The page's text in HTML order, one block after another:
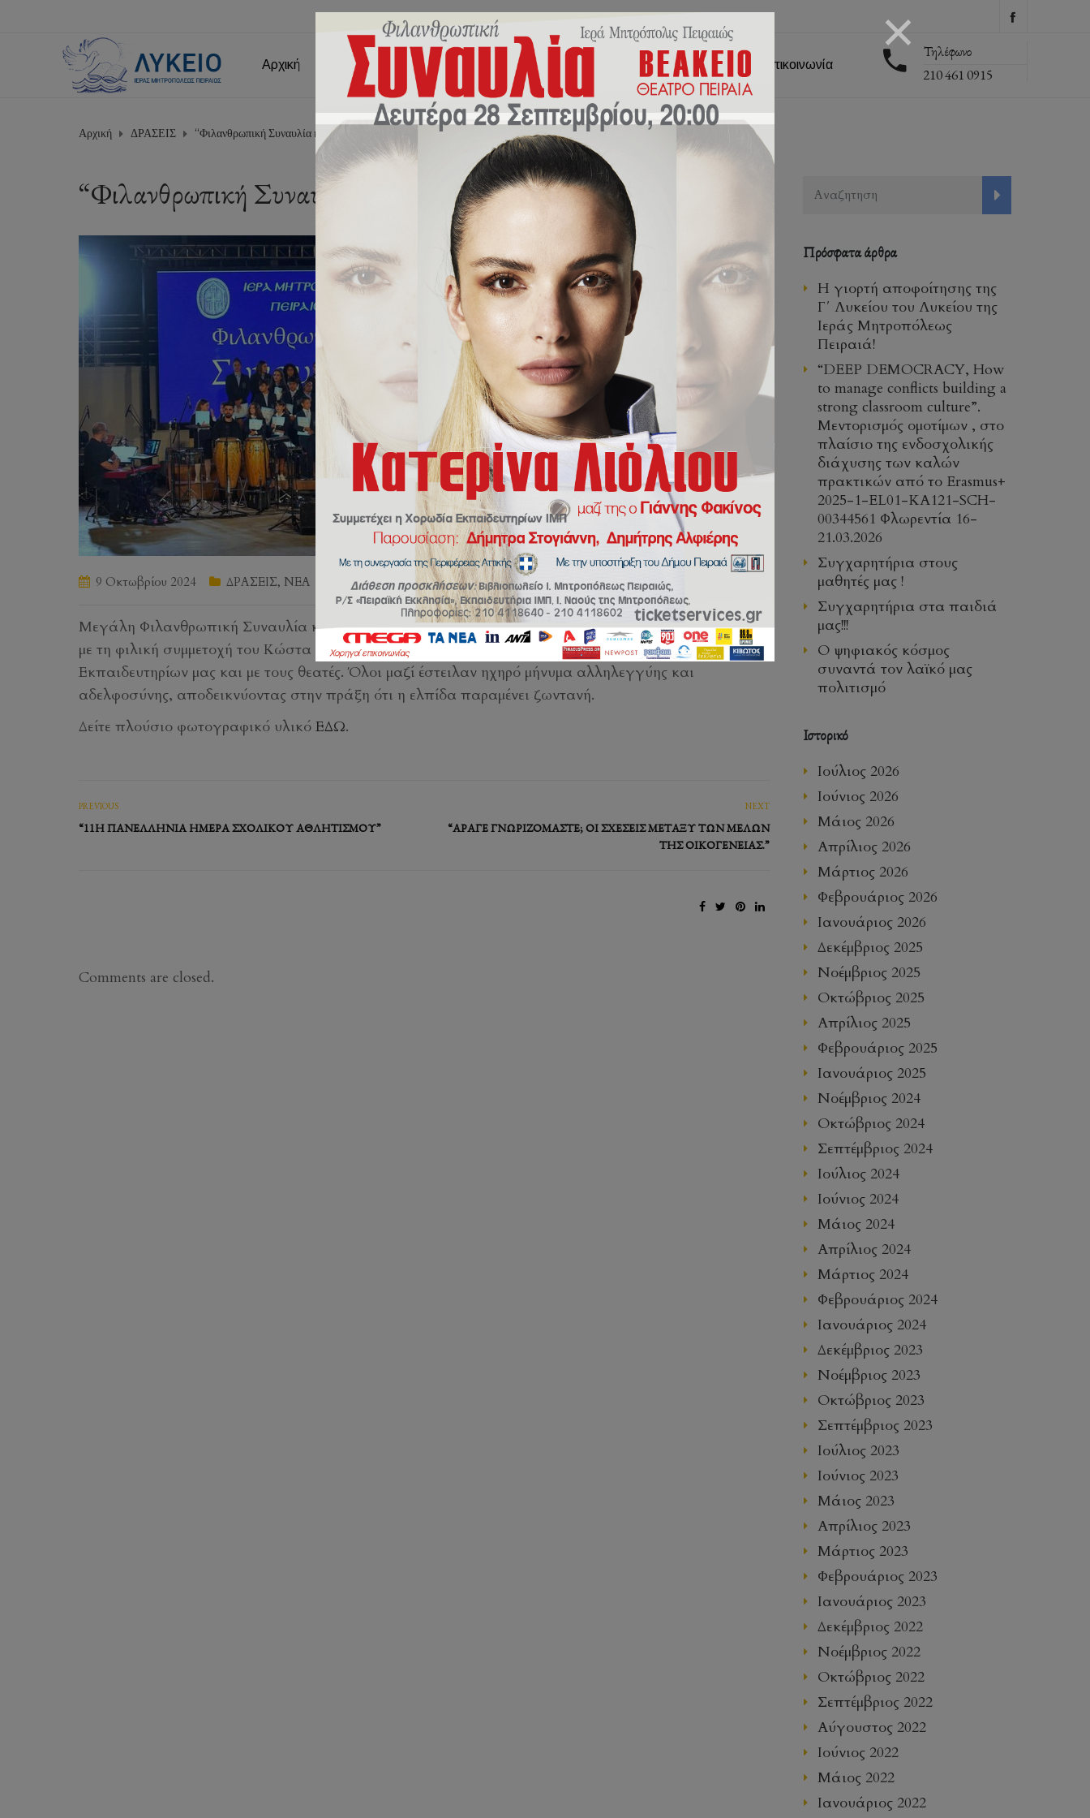
Αρχική Εκπαιδευτικό Πρόγραμμα Νέα/Δράσεις Επικοινωνία
Τηλέφωνο
210 461 0915
Αρχική ΔΡΑΣΕΙΣ “Φιλανθρωπική Συναυλία κατα της Φτώχειας”
“Φιλανθρωπική Συναυλία κατα της Φτώχειας”
9 Οκτωβρίου 2024 ΔΡΑΣΕΙΣ, ΝΕΑ johnklon
Μεγάλη Φιλανθρωπική Συναυλία κατα της Φτώχειας! Ο Χάρης Βαρθακούρης και ο Γιάννης Βαρδής,
με τη φιλική συμμετοχή του Κώστα Καραφώτη, ένωσαν τις φωνές τους με την χορωδία των
Εκπαιδευτηρίων μας και με τους θεατές. Όλοι μαζί έστειλαν ηχηρό μήνυμα αλληλεγγύης και
αδελφοσύνης, αποδεικνύοντας στην πράξη ότι η ελπίδα παραμένει ζωντανή.
Δείτε πλούσιο φωτογραφικό υλικό ΕΔΩ.
PREVIOUS
“11Η ΠΑΝΕΛΛΉΝΙΑ ΗΜΈΡΑ ΣΧΟΛΙΚΟΎ ΑΘΛΗΤΙΣΜΟΎ”
NEXT
“ΆΡΑΓΕ ΓΝΩΡΙΖΌΜΑΣΤΕ; ΟΙ ΣΧΈΣΕΙΣ ΜΕΤΑΞΎ ΤΩΝ ΜΕΛΏΝ
ΤΗΣ ΟΙΚΟΓΈΝΕΙΑΣ.”
Comments are closed.
Πρόσφατα άρθρα
Η γιορτή αποφοίτησης της
Γ΄ Λυκείου του Λυκείου της
Ιεράς Μητροπόλεως
Πειραιά!
“DEEP DEMOCRACY, How
to manage conflicts building a
strong classroom culture”.
Μεντορισμός ομοτίμων , στο
πλαίσιο της ενδοσχολικής
διάχυσης των καλών
πρακτικών από το Erasmus+
2025-1-EL01-KA121-SCH-
00344561 Φλωρεντία 16-
21.03.2026
Συγχαρητήρια στους
μαθητές μας !
Συγχαρητήρια στα παιδιά
μας!!!
Ο ψηφιακός κόσμος
συναντά τον λαϊκό μας
πολιτισμό
Ιστορικό
Ιούλιος 2026
Ιούνιος 2026
Μάιος 2026
Απρίλιος 2026
Μάρτιος 2026
Φεβρουάριος 2026
Ιανουάριος 2026
Δεκέμβριος 2025
Νοέμβριος 2025
Οκτώβριος 2025
Απρίλιος 2025
Φεβρουάριος 2025
Ιανουάριος 2025
Νοέμβριος 2024
Οκτώβριος 2024
Σεπτέμβριος 2024
Ιούλιος 2024
Ιούνιος 2024
Μάιος 2024
Απρίλιος 2024
Μάρτιος 2024
Φεβρουάριος 2024
Ιανουάριος 2024
Δεκέμβριος 2023
Νοέμβριος 2023
Οκτώβριος 2023
Σεπτέμβριος 2023
Ιούλιος 2023
Ιούνιος 2023
Μάιος 2023
Απρίλιος 2023
Μάρτιος 2023
Φεβρουάριος 2023
Ιανουάριος 2023
Δεκέμβριος 2022
Νοέμβριος 2022
Οκτώβριος 2022
Σεπτέμβριος 2022
Αύγουστος 2022
Ιούνιος 2022
Μάιος 2022
Ιανουάριος 2022